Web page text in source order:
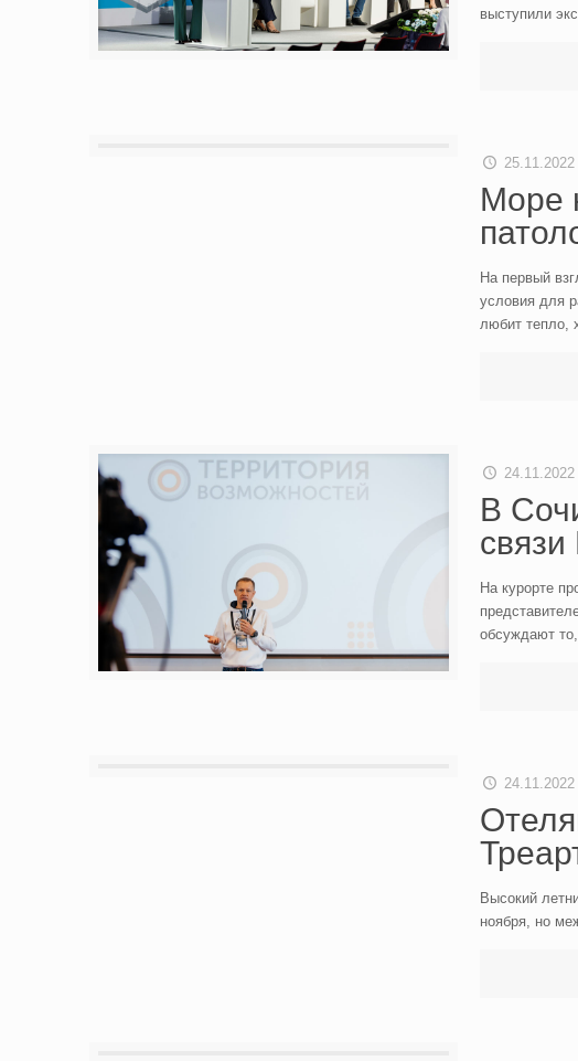
выступили
25.11.2022
Море
На первый
условия для
любит тепло,
24.11.2022
В
связи
На курорте
обсуждают
24.11.2022
Высокий
ноября, но